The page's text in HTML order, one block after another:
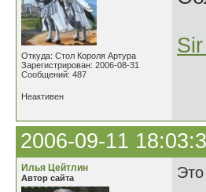
Откуда: Стол Короля Артура
Зарегистрирован: 2006-08-31
Сообщений: 487
Неактивен
2006-09-11
Илья Цейтлин
Автор сайта